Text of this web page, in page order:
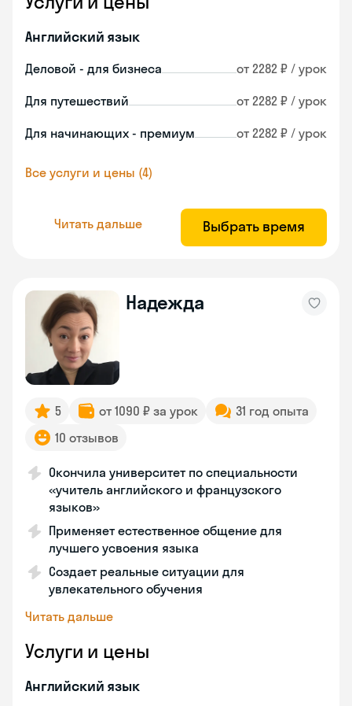
Английский язык
Деловой - для бизнеса от 2282 ₽ / урок
Для путешествий от 2282 ₽ / урок
Для начинающих - премиум от 2282 ₽ / урок
Все услуги и цены (4)
Читать дальше Выбрать время
Надежда
5 от 1090 ₽ за урок
31 год опыта
10 отзывов
Окончила университет по специальности
«учитель английского и французского
языков»
Применяет естественное общение для
лучшего усвоения языка
Создает реальные ситуации для
увлекательного обучения
Читать дальше
Услуги и цены
Английский язык